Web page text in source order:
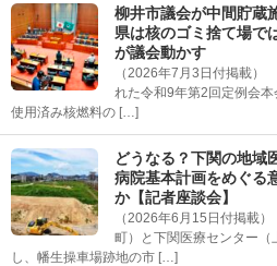
柳井市議会が中間貯
県は核のゴミ捨て場
が議会動かす
（2026年7月3日付掲載
れた令和9年第2回定例会
使用済み核燃料の […]
どうなる？下関の地
病院基本計画をめぐ
か【記者座談会】
（2026年6月15日付掲載
町）と下関医療センター（
し、幡生操車場跡地の市 […]